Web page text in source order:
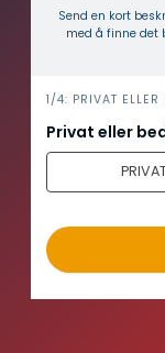
Send en kort
med å finne det
i
n
n
o
d
1/4: PRIVAT ELLER
Privat eller